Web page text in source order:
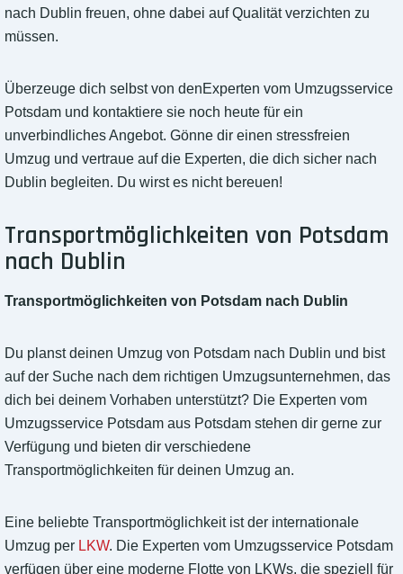
nach Dublin freuen, ohne dabei auf Qualität verzichten zu
müssen.
Überzeuge dich selbst von denExperten vom Umzugsservice
Potsdam und kontaktiere sie noch heute für ein
unverbindliches Angebot. Gönne dir einen stressfreien
Umzug und vertraue auf die Experten, die dich sicher nach
Dublin begleiten. Du wirst es nicht bereuen!
Transportmöglichkeiten von Potsdam
nach Dublin
Transportmöglichkeiten von Potsdam nach Dublin
Du planst deinen Umzug von Potsdam nach Dublin und bist
auf der Suche nach dem richtigen Umzugsunternehmen, das
dich bei deinem Vorhaben unterstützt? Die Experten vom
Umzugsservice Potsdam aus Potsdam stehen dir gerne zur
Verfügung und bieten dir verschiedene
Transportmöglichkeiten für deinen Umzug an.
Eine beliebte Transportmöglichkeit ist der internationale
Umzug per LKW. Die Experten vom Umzugsservice Potsdam
verfügen über eine moderne Flotte von LKWs, die speziell für